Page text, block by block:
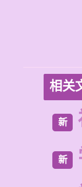
相关
新
新